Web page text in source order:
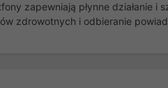
zapewniają płynne działanie i
zdrowotnych i odbieranie